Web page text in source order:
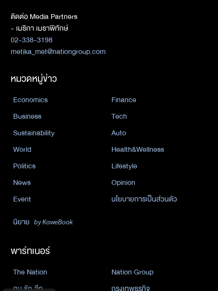
ติดต่อ Media Partners
- เมธิกา เมธาพิทักษ์
02-338-3198
metika_met@nationgroup.com
หมวดหมู่ข่าว
Economics
Finance
Business
Tech
Sustainability
Auto
World
Health&Wellness
Politics
Lifestyle
News
Opinion
Event
นโยบายการเป็นส่วนตัว
นิยาย by KaweBook
พาร์ทเนอร์
The Nation
Nation Group